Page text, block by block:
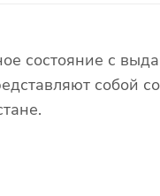
состояние с
собой